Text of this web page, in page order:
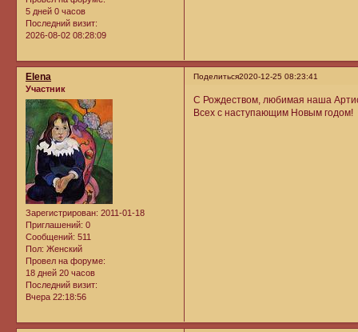
5 дней 0 часов
Последний визит:
2026-08-02 08:28:09
Поделиться2020-12-25 08:23:41
Elena
Участник
Зарегистрирован: 2011-01-18
Приглашений: 0
Сообщений: 511
Пол: Женский
Провел на форуме:
18 дней 20 часов
Последний визит:
Вчера 22:18:56
С Рождеством, любимая наша
Всех с наступающим Новым годом!